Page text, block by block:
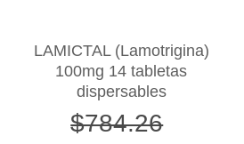
LAMICTAL (Lamotrigina)
100mg 14 tabletas
dispersables
$784.26